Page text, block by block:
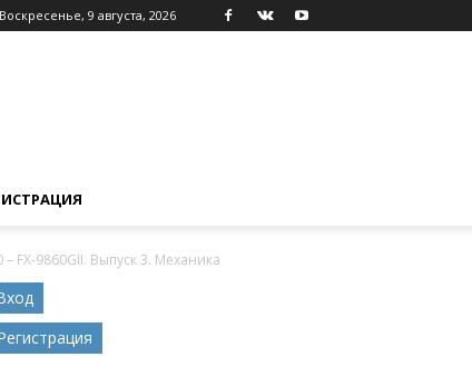
Воскресенье, 9 августа, 2026
FХ-9860GII. Выпуск 3. Механика